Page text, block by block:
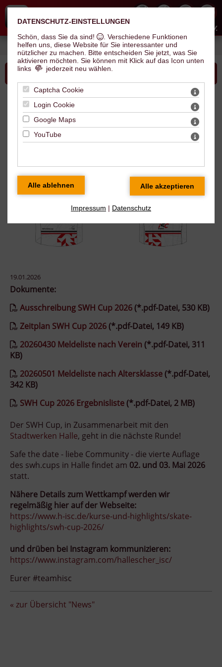
Hallescher Inline Skate Club e.V.
Sie sind hier:Verein>News> SWH Cup 2026
Bitte wählen Sie...
SWH Cup 2026
19.01.2026
Dokumente:
Ausschreibung SWH Cup 2026(*.pdf-Datei, 530 KB)
Zeitplan SWH Cup 2026(*.pdf-Datei, 149 KB)
20260430 Meldeliste nach Verein (*.pdf-Datei, 311
KB)
20260501 Meldeliste nach Altersklasse(*.pdf-Datei,
342 KB)
SWH Cup 2026 Ergebnisliste(*.pdf-Datei, 2 MB)
Der SWH Cup, in Zusammenarbeit mit den
Stadtwerken Halle, geht in die nächste Runde!
Safe the date - liebe Community - die vierte Auflage
des swh.cups in Halle findet am 02. und 03. Mai 2026
statt.
Nähere Details zum Wettkampf werden wir
regelmäßig hier auf der Webseite:
https://www.h-isc.de/kurse-und-highlights/skate-
highlights/swh-cup-2026/
und drüben bei Instagram kommunizieren:
https://www.instagram.com/hallescher_isc/
Eurer #teamhisc
« zur Übersicht "News"
DATENSCHUTZ-EINSTELLUNGEN
Schön, dass Sie da sind!
. Verschiedene Funktionen
helfen uns, diese Website für Sie interessanter und
nützlicher zu machen.
Bitte entscheiden Sie jetzt, was Sie
aktivieren möchten. Sie können mit Klick auf das Icon unten
links
jederzeit neu wählen.
Captcha Cookie
Login Cookie
Google Maps
YouTube
Impressum | Datenschutz